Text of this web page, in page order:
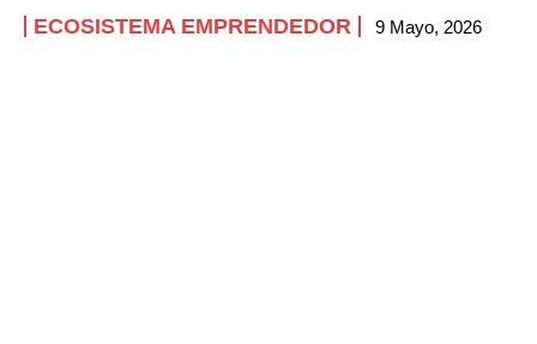
ECOSISTEMA EMPRENDEDOR 9 Mayo, 2026